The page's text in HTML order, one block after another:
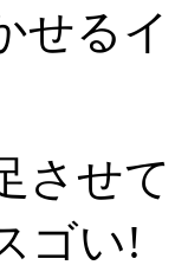
せる
させ
ゴい!